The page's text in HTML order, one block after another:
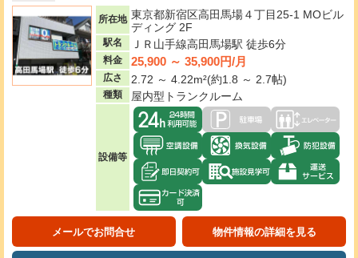
所在地 東京都新宿区高田馬場４丁目25-1 MOビル
ディング 2F
駅名 ＪＲ山手線高田馬場駅 徒歩6分
料金 25,900 ～ 35,900円/月
広さ 2.72 ～ 4.22m²(約1.8 ～ 2.7帖)
種類 屋内型トランクルーム
設備等
メールでお問合せ 物件情報の詳細を見る